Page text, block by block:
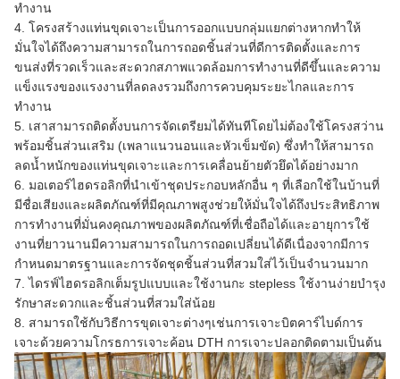
ทำงาน
4. โครงสร้างแท่นขุดเจาะเป็นการออกแบบกลุ่มแยกต่างหากทำให้
มั่นใจได้ถึงความสามารถในการถอดชิ้นส่วนที่ดีการติดตั้งและการ
ขนส่งที่รวดเร็วและสะดวกสภาพแวดล้อมการทำงานที่ดีขึ้นและความ
แข็งแรงของแรงงานที่ลดลงรวมถึงการควบคุมระยะไกลและการ
ทำงาน
5. เสาสามารถติดตั้งบนการจัดเตรียมได้ทันทีโดยไม่ต้องใช้โครงสว่าน
พร้อมชิ้นส่วนเสริม (เพลาแนวนอนและหัวเข็มขัด) ซึ่งทำให้สามารถ
ลดน้ำหนักของแท่นขุดเจาะและการเคลื่อนย้ายตัวยึดได้อย่างมาก
6. มอเตอร์ไฮดรอลิกที่นำเข้าชุดประกอบหลักอื่น ๆ ที่เลือกใช้ในบ้านที่
มีชื่อเสียงและผลิตภัณฑ์ที่มีคุณภาพสูงช่วยให้มั่นใจได้ถึงประสิทธิภาพ
การทำงานที่มั่นคงคุณภาพของผลิตภัณฑ์ที่เชื่อถือได้และอายุการใช้
งานที่ยาวนานมีความสามารถในการถอดเปลี่ยนได้ดีเนื่องจากมีการ
กำหนดมาตรฐานและการจัดชุดชิ้นส่วนที่สวมใส่ไว้เป็นจำนวนมาก
7. ไดรฟ์ไฮดรอลิกเต็มรูปแบบและใช้งานกะ stepless ใช้งานง่ายบำรุง
รักษาสะดวกและชิ้นส่วนที่สวมใส่น้อย
8. สามารถใช้กับวิธีการขุดเจาะต่างๆเช่นการเจาะบิตคาร์ไบด์การ
เจาะด้วยความโกรธการเจาะค้อน DTH การเจาะปลอกติดตามเป็นต้น